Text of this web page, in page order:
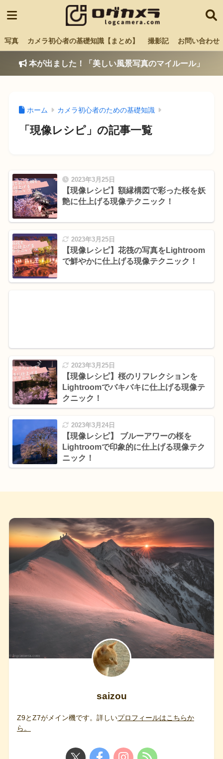
写真 カメラ初心者の基礎知識【まとめ】 撮影記 お問い合わせ
本が出ました！「美しい風景写真のマイルール」
ホーム カメラ初心者のための基礎知識
「現像レシピ」の記事一覧
2023年3月25日
【現像レシピ】額縁構図で彩った桜を妖
艶に仕上げる現像テクニック！
2023年3月25日
【現像レシピ】花筏の写真をLightroom
で鮮やかに仕上げる現像テクニック！
2023年3月25日
【現像レシピ】桜のリフレクションを
Lightroomでバキバキに仕上げる現像テ
クニック！
2023年3月24日
【現像レシピ】 ブルーアワーの桜を
Lightroomで印象的に仕上げる現像テク
ニック！
saizou
Z9とZ7がメイン機です。詳しいプロフィールはこちらか
ら。